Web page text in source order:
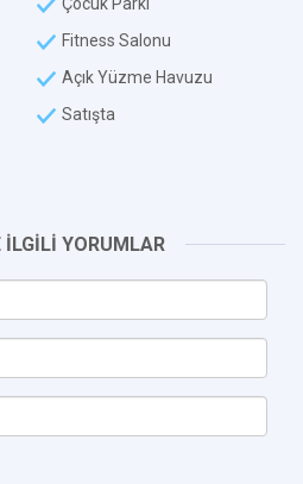
Fitness Salonu
Açık Yüzme Havuzu
Satışta
İLGİLİ YORUMLAR